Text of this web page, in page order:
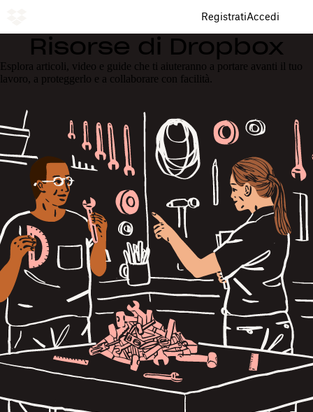
RegistratiAccedi
Risorse di Dropbox
Esplora articoli, video e guide che ti aiuteranno a portare avanti il tuo
lavoro, a proteggerlo e a collaborare con facilità.